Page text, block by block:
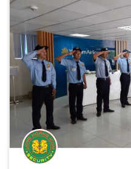
lượng như mong muốn?
lựa chọn dịch vụ bảo vệ
những tiêu chuẩn về an